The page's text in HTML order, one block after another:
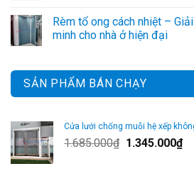
Rèm tổ ong cách nhiệt –
minh cho nhà ở hiện đại
SẢN PHẨM BÁN CHẠY
Cửa lưới chống muỗi hệ xếp
1.685.000₫ Giá
1.345.000₫Giá